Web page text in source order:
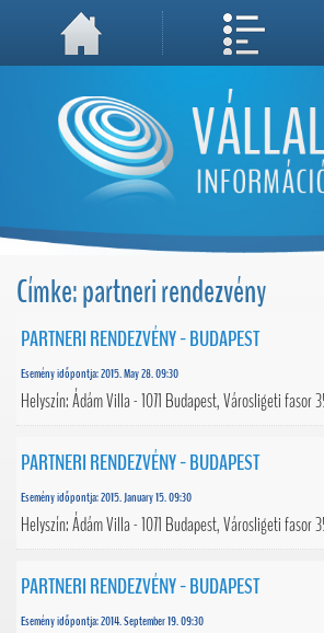
A weboldal használatával Ön elfogadja, hogy Cookie-kat (sütiket) tároljunk számítógépén.
Címke: partneri rendezvény
PARTNERI RENDEZVÉNY - BUDAPEST
Esemény időpontja: 2015. May 28. 09:30
Helyszín: Ádám Villa - 1071 Budapest, Városligeti fasor
PARTNERI RENDEZVÉNY - BUDAPEST
Esemény időpontja: 2015. January 15. 09:30
Helyszín: Ádám Villa - 1071 Budapest, Városligeti fasor
PARTNERI RENDEZVÉNY - BUDAPEST
Esemény időpontja: 2014. September 19. 09:30